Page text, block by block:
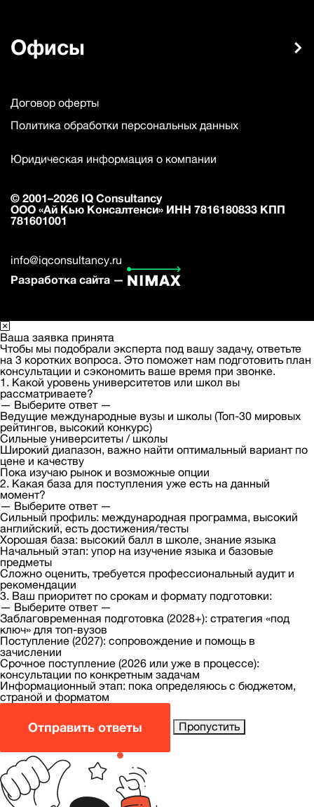
Офисы
Договор оферты
Политика обработки персональных данных
Юридическая информация о компании
© 2001–2026 IQ Consultancy
ООО «Ай Кью Консалтенси» ИНН 7816180833 КПП
781601001
info@iqconsultancy.ru
Разработка сайта —
Ваша заявка принята
Чтобы мы подобрали эксперта под вашу задачу, ответьте
на 3 коротких вопроса. Это поможет нам подготовить план
консультации и сэкономить ваше время при звонке.
1. Какой уровень университетов или школ вы
рассматриваете?
— Выберите ответ —
Ведущие международные вузы и школы (Топ-30 мировых
рейтингов, высокий конкурс)
Сильные университеты / школы
Широкий диапазон, важно найти оптимальный вариант по
цене и качеству
Пока изучаю рынок и возможные опции
2. Какая база для поступления уже есть на данный
момент?
— Выберите ответ —
Сильный профиль: международная программа, высокий
английский, есть достижения/тесты
Хорошая база: высокий балл в школе, знание языка
Начальный этап: упор на изучение языка и базовые
предметы
Сложно оценить, требуется профессиональный аудит и
рекомендации
3. Ваш приоритет по срокам и формату подготовки:
— Выберите ответ —
Заблаговременная подготовка (2028+): стратегия «под
ключ» для топ-вузов
Поступление (2027): сопровождение и помощь в
зачислении
Срочное поступление (2026 или уже в процессе):
консультации по конкретным задачам
Информационный этап: пока определяюсь с бюджетом,
страной и форматом
Отправить ответы Пропустить